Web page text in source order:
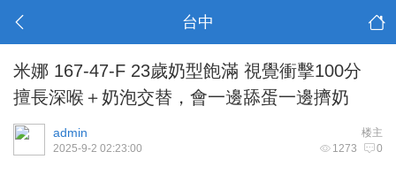
台中
米娜 167-47-F 23歲奶型飽滿 視覺衝擊100分
擅長深喉＋奶泡交替，會一邊舔蛋一邊擠奶
楼主
admin
1273 0
2025-9-2 02:23:00